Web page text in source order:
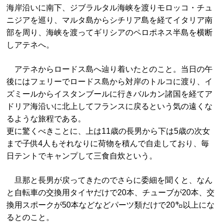
海岸沿いに南下、ジブラルタル海峡を渡りモロッコ・チュ
ニジアを巡り、マルタ島からシチリア島を経てイタリア南
部を周り、海峡を渡ってギリシアのペロポネス半島を横断
しアテネへ。
アテネからロードス島へ辿り着いたとのこと。当日の午
後にはフェリーでロードス島から対岸のトルコに渡り、イ
ズミールからイスタンブールに行きバルカン諸国を経てア
ドリア海沿いに北上してフランスに戻るという気の遠くな
るような旅程である。
更に驚くべきことに、上は11歳の長男から下は5歳の次女
まで子供4人もそれなりに荷物を積んで自走しており、毎
日テントでキャンプして三食自炊という。
旦那と長男が戻ってきたのでさらに委細を聞くと、なん
と自転車の交換用タイヤだけで20本、チューブが20本、交
換用スポークが50本などなどパーツ類だけで20㌔以上にな
るとのこと。